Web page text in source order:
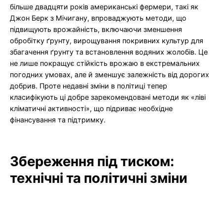
більше двадцяти років американські фермери, такі як
Джон Берк з Мічигану, впроваджують методи, що
підвищують врожайність, включаючи зменшення
обробітку ґрунту, вирощування покривних культур для
збагачення ґрунту та встановлення водяних жолобів. Це
не лише покращує стійкість врожаю в екстремальних
погодних умовах, але й зменшує залежність від дорогих
добрив. Проте недавні зміни в політиці тепер
класифікують ці добре зарекомендовані методи як «ліві
кліматичні активності», що підриває необхідне
фінансування та підтримку.
Збереження під тиском:
технічні та політичні зміни